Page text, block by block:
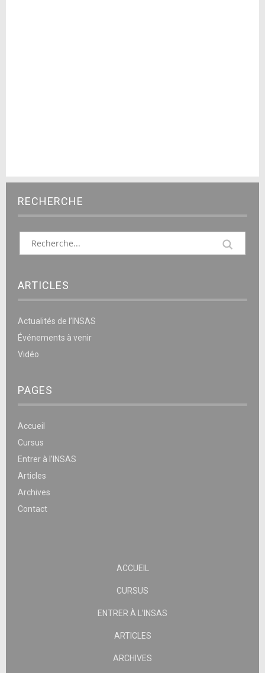
RECHERCHE
ARTICLES
Actualités de l’INSAS
Événements à venir
Vidéo
PAGES
Accueil
Cursus
Entrer à l’INSAS
Articles
Archives
Contact
ACCUEIL
CURSUS
ENTRER À L’INSAS
ARTICLES
ARCHIVES